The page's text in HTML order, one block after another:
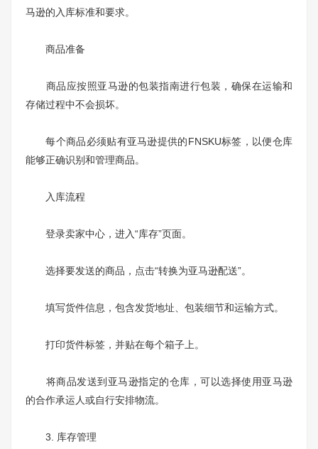
马逊的入库标准和要求。
商品准备
商品应按照亚马逊的包装指南进行包装，确保在运输和
存储过程中不会损坏。
每个商品必须贴有亚马逊提供的FNSKU标签，以便仓库
能够正确识别和管理商品。
入库流程
登录卖家中心，进入“库存”页面。
选择要发送的商品，点击“转换为亚马逊配送”。
填写货件信息，包含发货地址、包装细节和运输方式。
打印货件标签，并贴在每个箱子上。
将商品发送到亚马逊指定的仓库，可以选择使用亚马逊
的合作承运人或自行安排物流。
3. 库存管理